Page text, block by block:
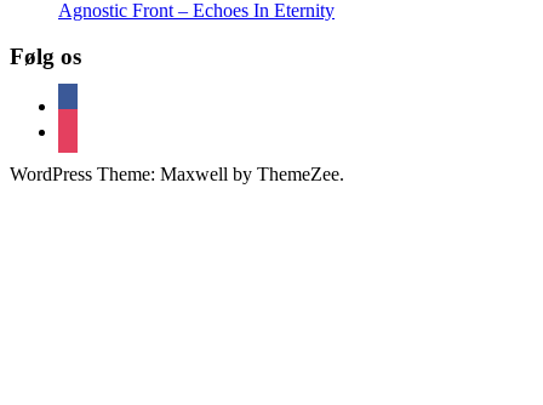
Agnostic Front – Echoes In Eternity
Følg os
WordPress Theme: Maxwell by ThemeZee.